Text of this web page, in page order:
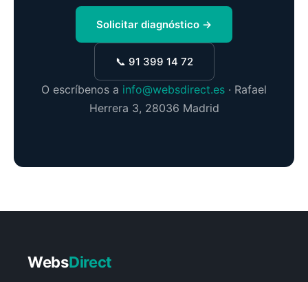
Solicitar diagnóstico →
📞 91 399 14 72
O escríbenos a info@websdirect.es · Rafael
Herrera 3, 28036 Madrid
WebsDirect